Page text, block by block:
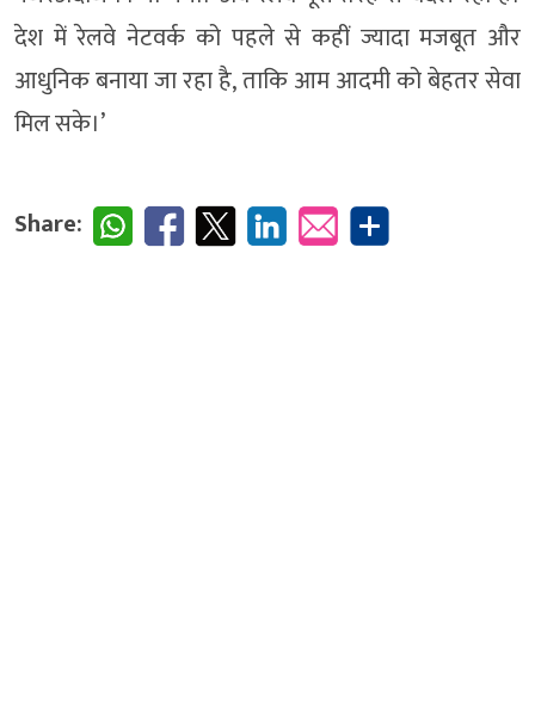
देश में रेलवे नेटवर्क को पहले से कहीं ज्यादा मजबूत और
आधुनिक बनाया जा रहा है, ताकि आम आदमी को बेहतर सेवा
मिल सके।’
Share: